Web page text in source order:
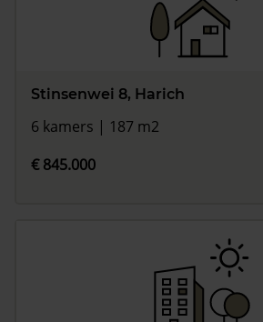
Stinsenwei 8, Harich
6 kamers | 187 m2
€ 845.000